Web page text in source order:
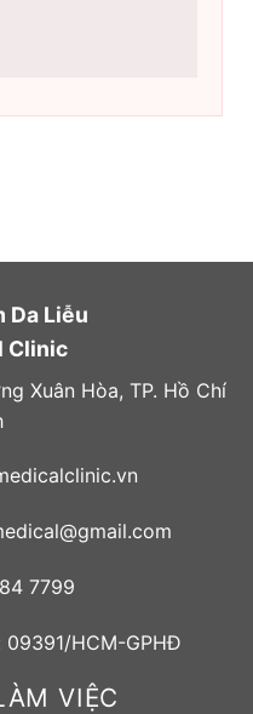
Da Liễu
Clinic
Xuân Hòa, TP. Hồ Chí
7799
09391/HCM-GPHĐ
VIỆC